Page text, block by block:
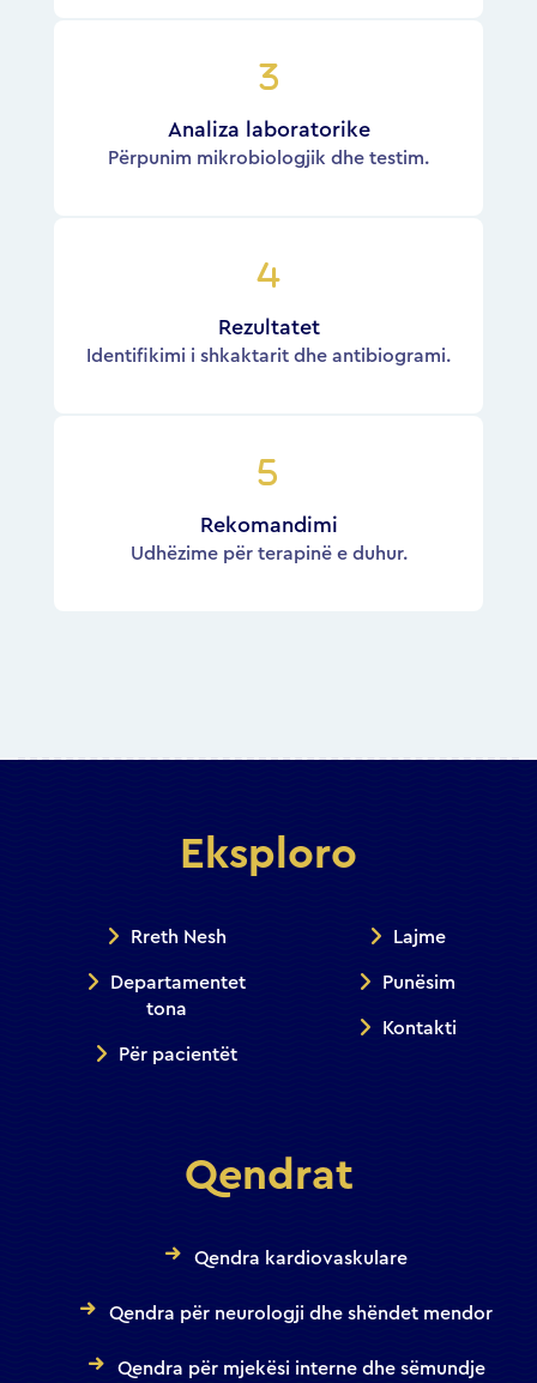
Analiza laboratorike
Përpunim mikrobiologjik dhe testim.
Rezultatet
Identifikimi i shkaktarit dhe antibiogrami.
Rekomandimi
Udhëzime për terapinë e duhur.
Eksploro
Rreth Nesh
Departamentet
tona
Për pacientët
Lajme
Punësim
Kontakti
Qendrat
Qendra kardiovaskulare
Qendra për neurologji dhe shëndet mendor
Qendra për mjekësi interne dhe sëmundje